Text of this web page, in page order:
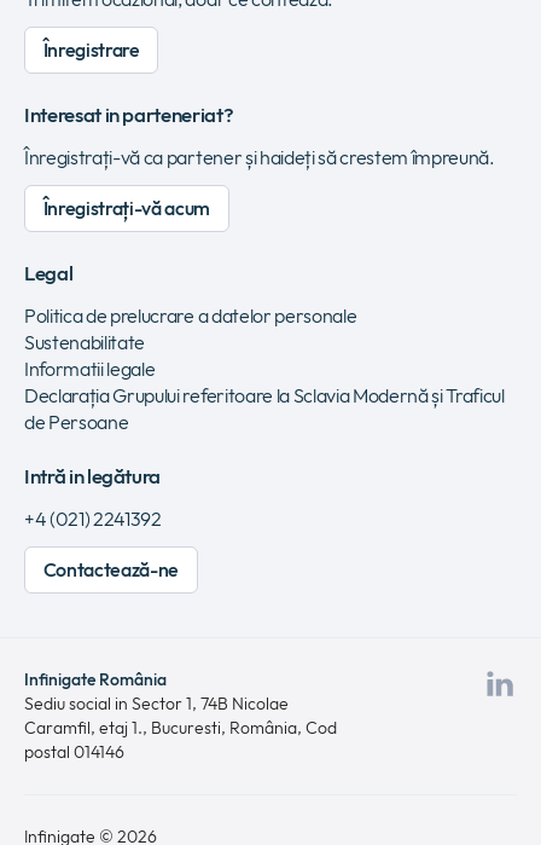
Înregistrare
Interesat in parteneriat?
Înregistrați-vă ca partener și haideți să crestem împreună.
Înregistrați-vă acum
Legal
Politica de prelucrare a datelor personale
Sustenabilitate
Informatii legale
Declarația Grupului referitoare la Sclavia Modernă și Traficul
de Persoane
Intră in legătura
+4 (021) 2241392
Contactează-ne
Infinigate România
Sediu social in Sector 1, 74B Nicolae
Caramfil, etaj 1., Bucuresti, România, Cod
postal 014146
Infinigate © 2026